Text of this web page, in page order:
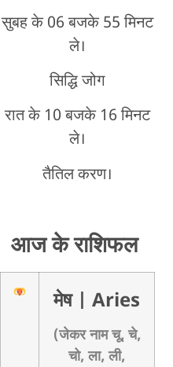
सुबह के 06 बजके 55 मिनट
ले।
सिद्धि जोग
रात के 10 बजके 16 मिनट
ले।
तैतिल करण।
आज के राशिफल
मेष | Aries
(जेकर नाम चू, चे,
चो, ला, ली,